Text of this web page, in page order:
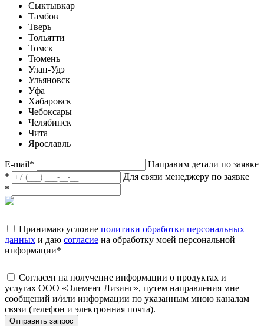
Сыктывкар
Тамбов
Тверь
Тольятти
Томск
Тюмень
Улан-Удэ
Ульяновск
Уфа
Хабаровск
Чебоксары
Челябинск
Чита
Ярославль
E-mail*
Направим детали по заявке
*
Для связи менеджеру по заявке
*
Принимаю условие политики обработки персональных
данных и даю согласие на обработку моей персональной
информации*
Согласен на получение информации о продуктах и
услугах ООО «Элемент Лизинг», путем направления мне
сообщений и/или информации по указанным мною каналам
связи (телефон и электронная почта).
Отправить запрос